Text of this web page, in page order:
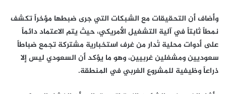
وأضاف أن التحقيقات مع الشبكات التي جرى ضبطها مؤخراً تكشف
نمطاً ثابتاً في آلية التشغيل الأمريكي، حيث يتم الاعتماد دائماً
على أدوات محلية تُدار من غرف استخبارية مشتركة تجمع ضباطاً
سعوديين ومشغلين غربيين، وهو ما يؤكد أن السعودي ليس إلا
ذراعاً وظيفية للمشروع الغربي في المنطقة.